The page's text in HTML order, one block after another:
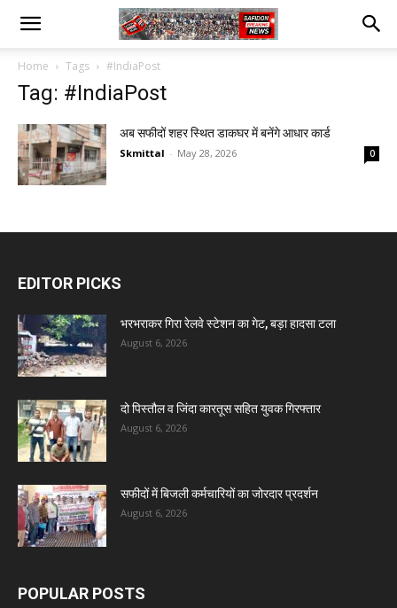
Home Tags #IndiaPost
Tag: #IndiaPost
अब सफीदों शहर स्थित डाकघर में बनेंगे आधार कार्ड
Skmittal - May 28, 2026 0
EDITOR PICKS
भरभराकर गिरा रेलवे स्टेशन का गेट, बड़ा हादसा टला
August 6, 2026
दो पिस्तौल व जिंदा कारतूस सहित युवक गिरफ्तार
August 6, 2026
सफीदों में बिजली कर्मचारियों का जोरदार प्रदर्शन
August 6, 2026
POPULAR POSTS